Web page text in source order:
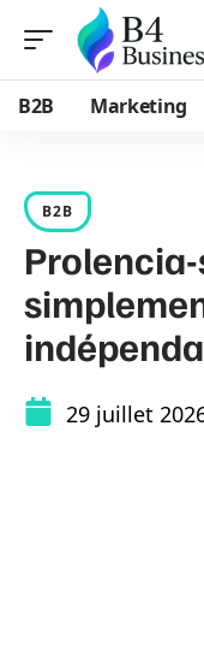
B2B Marketing
B2B
29 juillet